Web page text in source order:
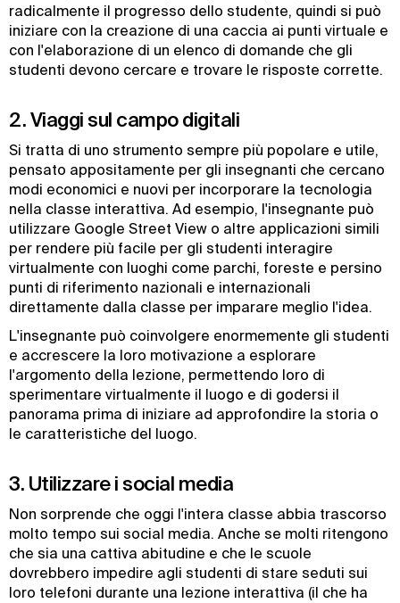
radicalmente il progresso dello studente, quindi si può
iniziare con la creazione di una caccia ai punti virtuale e
con l'elaborazione di un elenco di domande che gli
studenti devono cercare e trovare le risposte corrette.
2. Viaggi sul campo digitali
Si tratta di uno strumento sempre più popolare e utile,
pensato appositamente per gli insegnanti che cercano
modi economici e nuovi per incorporare la tecnologia
nella classe interattiva. Ad esempio, l'insegnante può
utilizzare Google Street View o altre applicazioni simili
per rendere più facile per gli studenti interagire
virtualmente con luoghi come parchi, foreste e persino
punti di riferimento nazionali e internazionali
direttamente dalla classe per imparare meglio l'idea.
L'insegnante può coinvolgere enormemente gli studenti
e accrescere la loro motivazione a esplorare
l'argomento della lezione, permettendo loro di
sperimentare virtualmente il luogo e di godersi il
panorama prima di iniziare ad approfondire la storia o
le caratteristiche del luogo.
3. Utilizzare i social media
Non sorprende che oggi l'intera classe abbia trascorso
molto tempo sui social media. Anche se molti ritengono
che sia una cattiva abitudine e che le scuole
dovrebbero impedire agli studenti di stare seduti sui
loro telefoni durante una lezione interattiva (il che ha